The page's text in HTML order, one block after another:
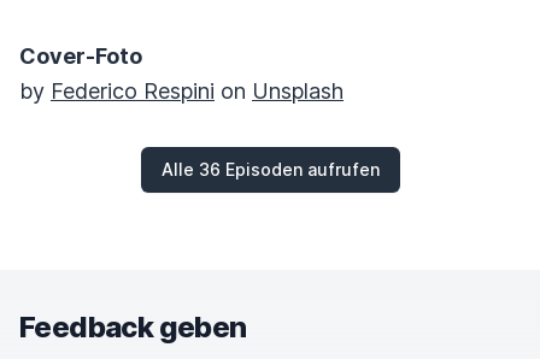
Cover-Foto
by Federico Respini on Unsplash
Alle 36 Episoden aufrufen
Feedback geben